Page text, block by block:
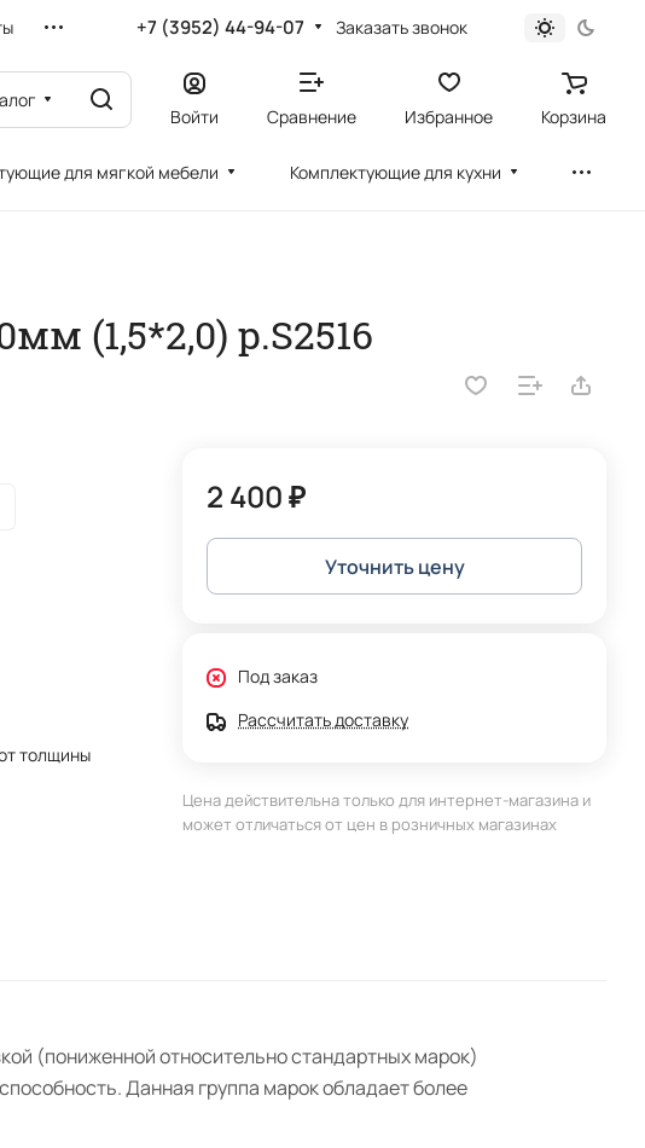
+7 (3952) 44-94-07 Заказать звонок
Войти Сравнение Избранное Корзина
для мягкой мебели Комплектующие для кухни
(1,5*2,0) р.S2516
толщины
2 400 ₽
Уточнить цену
Под заказ
Рассчитать доставку
Цена действительна только для интернет-магазина и
может отличаться от цен в розничных магазинах
(пониженной относительно стандартных марок)
Данная группа марок обладает более